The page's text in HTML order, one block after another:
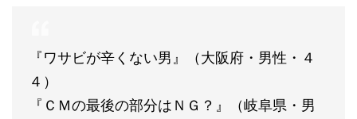
『ワサビが辛くない男』（大阪府・男性・４
４）
『ＣＭの最後の部分はＮＧ？』（岐阜県・男